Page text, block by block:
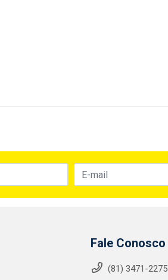
Fale Conosco
(81) 3471-2275